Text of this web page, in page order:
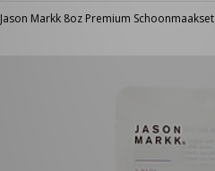
Jason Markk 8oz Premium Schoonmaakset